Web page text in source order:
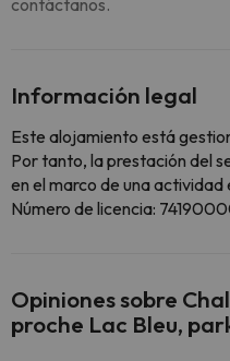
contáctanos.
Información legal
Este alojamiento está
Por tanto, la prestación del
en el marco de una
Número de licencia:
Opiniones sobre
proche Lac Bleu,